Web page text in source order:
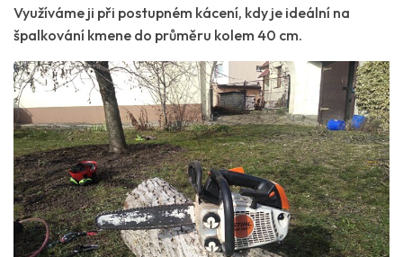
Využíváme ji při postupném kácení, kdy je ideální na
špalkování kmene do průměru kolem 40 cm.